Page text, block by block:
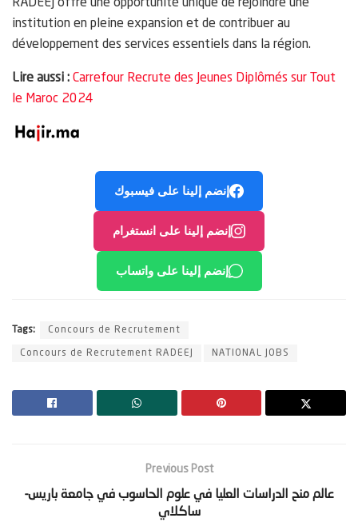
RADEEJ offre une opportunité unique de rejoindre une
institution en pleine expansion et de contribuer au
développement des services essentiels dans la région.
Lire aussi : Carrefour Recrute des Jeunes Diplômés sur Tout
le Maroc 2024
إنضم إلينا على فيسبوك
إنضم إلينا على انستغرام
إنضم إلينا على واتساب
Tags: Concours de Recrutement
Concours de Recrutement RADEEJ NATIONAL JOBS
Previous Post
‫عالم منح الدراسات العليا في علوم الحاسوب في جامعة باريس-
ساكلاي‬